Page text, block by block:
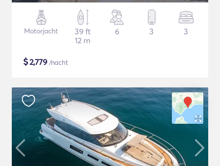
Motorjacht
39 ft
12 m
6 3 3
$2,779 /nacht